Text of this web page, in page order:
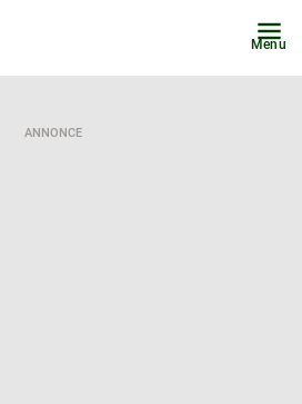
Menu
ANNONCE